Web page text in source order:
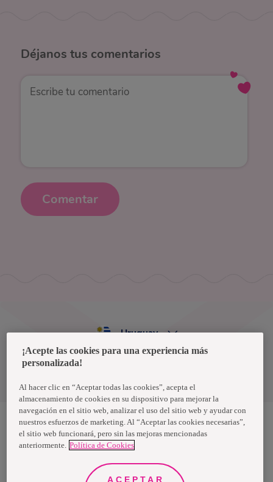
Déjanos tus comentarios
Comentar
Política de privacidad de datos
Uruguay
Nosotras, una marca de Essity - una compañía global líder en
higiene y salud. Cada día, mil millones de personas, en todo el
propósito es romper barreras por el bienestar en beneficio de
consumidores, pacientes, cuidadores, clientes y la sociedad en
¡Acepte las cookies para una experiencia más
personalizada!
Al hacer clic en “Aceptar todas las cookies”, acepta el
almacenamiento de cookies en su dispositivo para mejorar la
navegación en el sitio web, analizar el uso del sitio web y ayudar con
nuestros esfuerzos de marketing. Al “Aceptar las cookies necesarias”,
el sitio web funcionará, pero sin las mejoras mencionadas
anteriormente. Política de Cookies
ACEPTAR